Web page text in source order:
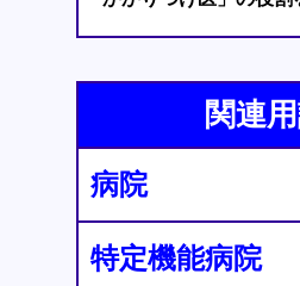
関連
病院
特定機能病院